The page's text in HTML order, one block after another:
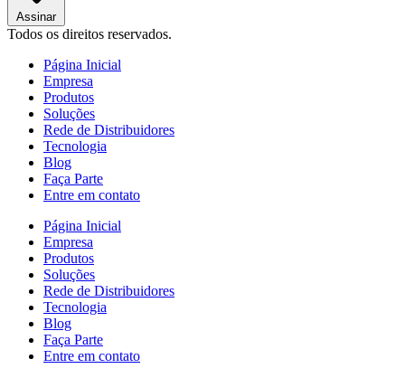
Assinar
Todos os direitos reservados.
Página Inicial
Empresa
Produtos
Soluções
Rede de Distribuidores
Tecnologia
Blog
Faça Parte
Entre em contato
Página Inicial
Empresa
Produtos
Soluções
Rede de Distribuidores
Tecnologia
Blog
Faça Parte
Entre em contato